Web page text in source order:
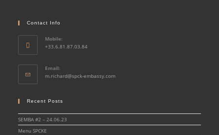
Contact Info
Mobile:
+33.6.81.87.03.84
Email:
m.richard@spck-embassy.comOpens
Recent Posts
SEMBA #2 – 24.06.23
Menu SPCKE